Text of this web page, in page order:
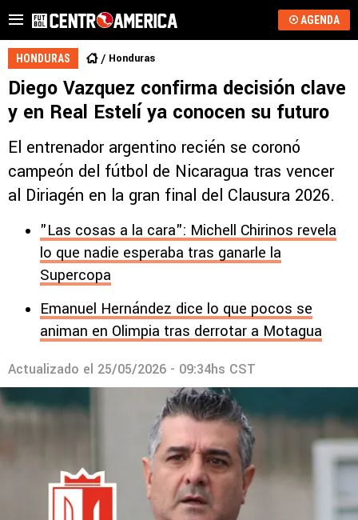
AGENDA
HONDURAS Honduras
Diego Vazquez confirma decisión clave
y en Real Estelí ya conocen su futuro
El entrenador argentino recién se coronó
campeón del fútbol de Nicaragua tras vencer
al Diriagén en la gran final del Clausura 2026.
"Las cosas a la cara": Michell Chirinos revela
lo que nadie esperaba tras ganarle la
Supercopa
Emanuel Hernández dice lo que pocos se
animan en Olimpia tras derrotar a Motagua
Actualizado el 25/05/2026 - 09:34hs CST